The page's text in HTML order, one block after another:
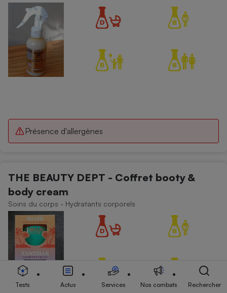
Présence d'allergènes
THE BEAUTY DEPT - Coffret booty &
body cream
Soins du corps - Hydratants corporels
Tests Actus Services Nos combats Rechercher